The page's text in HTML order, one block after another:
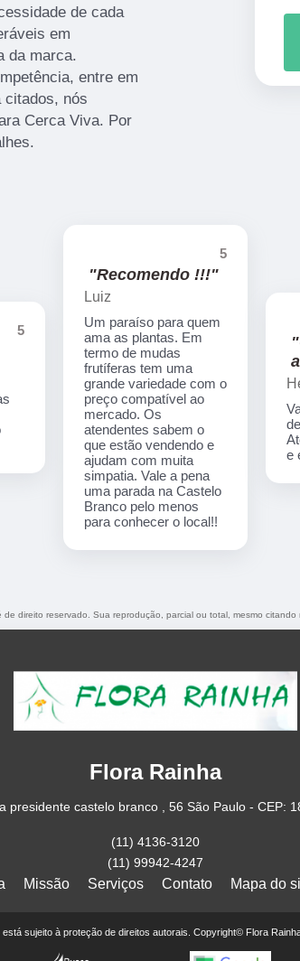
de cada
em
da marca.
entre em
citados, nós
Cerca Viva. Por
5
5
"Recomendo !!!"
Luiz
Um paraíso para quem
ama as plantas. Em
termo de mudas
frutíferas tem uma
grande variedade com o
preço compatível ao
mercado. Os
atendentes sabem o
que estão vendendo e
ajudam com muita
simpatia. Vale a pena
uma parada na Castelo
Branco pelo menos
para conhecer o local!!
e
de direito reservado. Sua reprodução, parcial ou total, mesmo
Flora Rainha
presidente castelo branco , 56 São Paulo - CEP:
(11) 4136-3120
(11) 99942-4247
Missão Serviços Contato Mapa do
sujeito à proteção de direitos autorais. Copyright© Flora